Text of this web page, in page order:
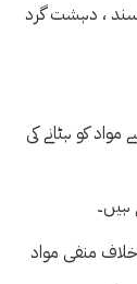
پسند ، دہشت گرد
کو ہٹانے کی
ہیں۔
خلاف منفی مواد